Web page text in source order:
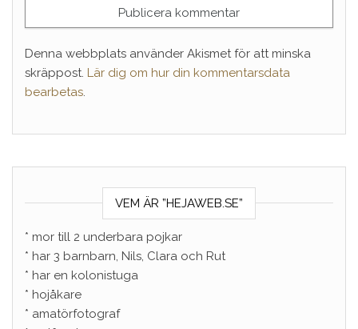
Denna webbplats använder Akismet för att minska
skräppost. Lär dig om hur din kommentarsdata
bearbetas
VEM ÄR ”HEJAWEB.SE”
* mor till 2 underbara pojkar
* har 3 barnbarn, Nils, Clara och Rut
* har en kolonistuga
* hojåkare
* amatörfotograf